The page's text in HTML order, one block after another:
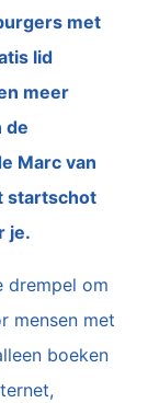
met
lid
meer
de
Marc van
startschot
je.
drempel om
mensen met
boeken